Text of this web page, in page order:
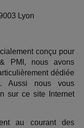
Lyon
conçu pour
PMI, nous avons
dédiée
Aussi nous vous
sur ce site Internet
au courant des